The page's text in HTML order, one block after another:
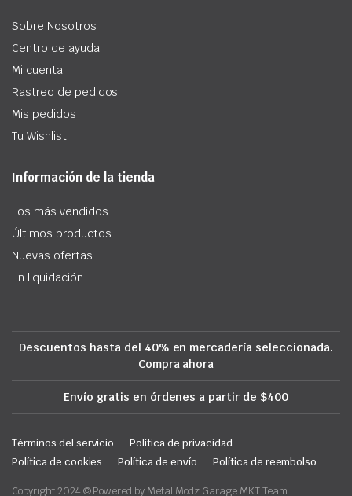
Sobre Nosotros
Centro de ayuda
Mi cuenta
Rastreo de pedidos
Mis pedidos
Tu Wishlist
Información de la tienda
Los más vendidos
Últimos productos
Nuevas ofertas
En liquidación
Descuentos hasta del 40% en mercadería seleccionada.
Compra ahora
Envío gratis en órdenes a partir de $400
Términos del servicio
Política de privacidad
Política de cookies
Política de envío Política de reembolso
Copyright 2024 © Powered by Metal Modz Garage MKT Team